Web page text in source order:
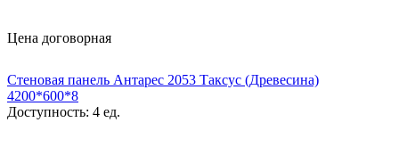
Цена договорная
Стеновая панель Антарес 2053 Таксус (Древесина)
4200*600*8
Доступность: 4 ед.